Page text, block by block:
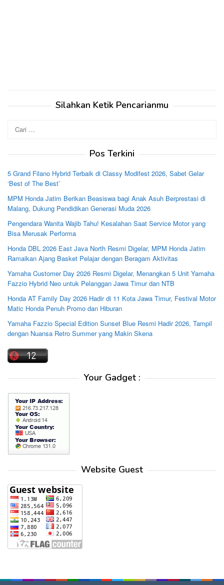
Silahkan Ketik Pencarianmu
untuk:
Pos Terkini
5 Grand Filano Hybrid Terbaik di Classy Modifest 2026, Sabet Gelar
‘Best of The Best’
MPM Honda Jatim Berikan Beasiswa bagi Anak Asuh Berprestasi di
Malang, Dukung Pendidikan Generasi Muda 2026
Pengendara Wanita Wajib Tahu! Kesalahan Saat Service Motor yang
Bisa Merusak Performa
Honda DBL 2026 East Java North Resmi Digelar, MPM Honda Jatim
Ramaikan Ajang Basket Pelajar dengan Beragam Aktivitas
Yamaha Customer Day 2026 Resmi Digelar, Menangkan 5 Unit Yamaha
Fazzio Hybrid Neo untuk Pelanggan Jawa Timur dan NTB
Honda AT Family Day 2026 Hadir di 11 Kota Jawa Timur, Festival Motor
Matic Honda Penuh Promo dan Hiburan
Yamaha Fazzio Special Edition Sunset Blue Resmi Hadir 2026, Tampil
dengan Nuansa Retro Summer yang Makin Skena
Your Gadget :
Website Guest